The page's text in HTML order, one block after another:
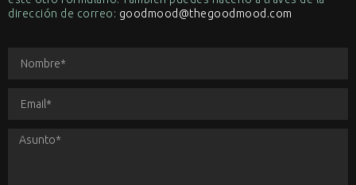
dirección de correo: goodmood@thegoodmood.com